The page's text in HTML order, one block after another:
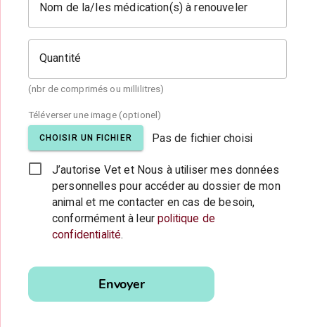
Nom de la/les médication(s) à renouveler
Quantité
(nbr de comprimés ou millilitres)
Téléverser une image (optionel)
CHOISIR UN FICHIER Pas de fichier choisi
J’autorise Vet et Nous à utiliser mes données
personnelles pour accéder au dossier de mon
animal et me contacter en cas de besoin,
conformément à leurpolitique de
confidentialité.
champ
Envoyer